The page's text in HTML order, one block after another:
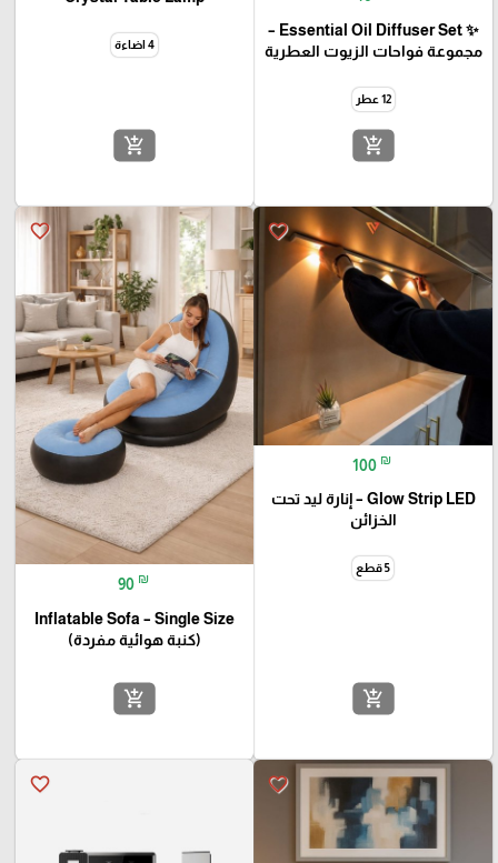
✨ Essential Oil Diffuser Set –
مجموعة فواحات الزيوت العطرية
12 عطر
add_shopping_cart
4 اضاءة
add_shopping_cart
favorite_border
100 ₪
Glow Strip LED – إنارة ليد تحت
الخزائن
5 قطع
add_shopping_cart
favorite_border
90 ₪
Inflatable Sofa – Single Size
(كنبة هوائية مفردة)
add_shopping_cart
favorite_border
favorite_border